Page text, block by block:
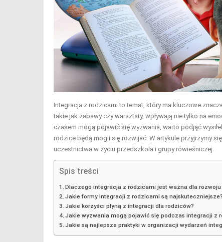
Integracja z rodzicami to temat, który ma kluczowe
takie jak zabawy czy warsztaty, wpływają nie tylko na
czasem mogą pojawić się wyzwania, warto podjąć
rodzice będą mogli się rozwijać. W artykule przyjrzymy
uczestnictwa w życiu przedszkola i grupy rówieśniczej.
Spis treści
Dlaczego integracja z rodzicami jest ważna dla rozwoju
Jakie formy integracji z rodzicami są najskuteczniejsze?
Jakie korzyści płyną z integracji dla rodziców?
Jakie wyzwania mogą pojawić się podczas integracji z
Jakie są najlepsze praktyki w organizacji wydarzeń